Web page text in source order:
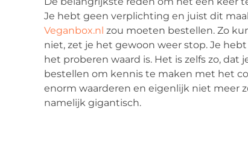
Je hebt geen verplichting en juist dit
Veganbox.nl zou moeten bestellen. Zo
niet, zet je het gewoon weer stop. Je
het proberen waard is. Het is zelfs zo,
bestellen om kennis te maken met het
enorm waarderen en eigenlijk niet meer
namelijk gigantisch.